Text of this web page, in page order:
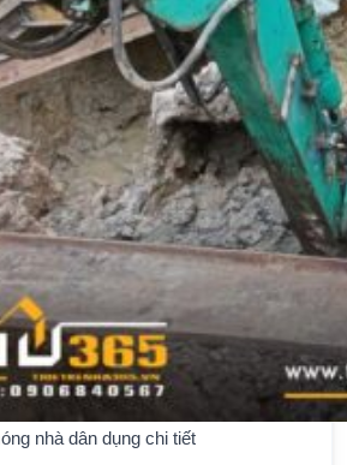
nhà dân dụng chi tiết